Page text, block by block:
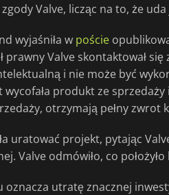
Valve, licząc na to, że
wyjaśniła w poście
Valve skontaktował
i nie może być
produkt ze sprzedaży
otrzymają pełny zwrot
uratować projekt, pytając
Valve odmówiło, co
utratę znacznej